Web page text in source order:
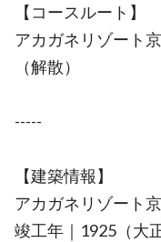
【コースルート】
アカガネリゾー
（解散）
-----
【建築情報】
アカガネリゾート
竣工年｜1925（大